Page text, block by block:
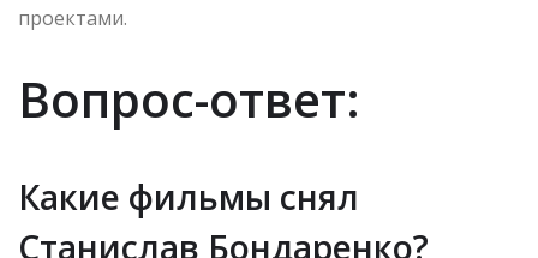
проектами.
Вопрос-ответ:
Какие фильмы снял
Станислав Бондаренко?